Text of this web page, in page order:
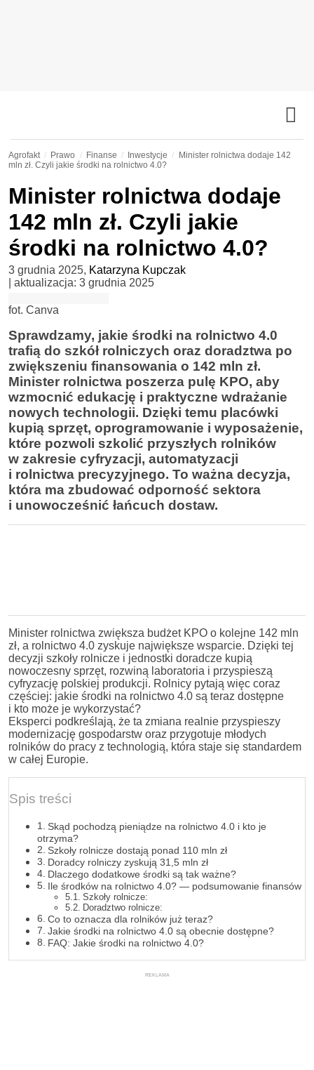
Agrofakt Prawo Finanse Inwestycje
Minister rolnictwa dodaje 142
mln zł. Czyli jakie środki na rolnictwo 4.0?
Minister rolnictwa dodaje
142 mln zł. Czyli jakie
środki na rolnictwo 4.0?
3 grudnia 2025, Katarzyna Kupczak
| aktualizacja: 3 grudnia 2025
fot. Canva
Sprawdzamy, jakie środki na rolnictwo 4.0
trafią do szkół rolniczych oraz doradztwa po
zwiększeniu finansowania o 142 mln zł.
Minister rolnictwa poszerza pulę KPO, aby
wzmocnić edukację i praktyczne wdrażanie
nowych technologii. Dzięki temu placówki
kupią sprzęt, oprogramowanie i wyposażenie,
które pozwoli szkolić przyszłych rolników
w zakresie cyfryzacji, automatyzacji
i rolnictwa precyzyjnego. To ważna decyzja,
która ma zbudować odporność sektora
i unowocześnić łańcuch dostaw.
Minister rolnictwa zwiększa budżet KPO o kolejne 142 mln
zł, a rolnictwo 4.0 zyskuje największe wsparcie. Dzięki tej
decyzji szkoły rolnicze i jednostki doradcze kupią
nowoczesny sprzęt, rozwiną laboratoria i przyspieszą
cyfryzację polskiej produkcji. Rolnicy pytają więc coraz
częściej: jakie środki na rolnictwo 4.0 są teraz dostępne
i kto może je wykorzystać?
Eksperci podkreślają, że ta zmiana realnie przyspieszy
modernizację gospodarstw oraz przygotuje młodych
rolników do pracy z technologią, która staje się standardem
w całej Europie.
Spis treści
Skąd pochodzą pieniądze na rolnictwo 4.0 i kto je
otrzyma?
Szkoły rolnicze dostają ponad 110 mln zł
Doradcy rolniczy zyskują 31,5 mln zł
Dlaczego dodatkowe środki są tak ważne?
Ile środków na rolnictwo 4.0? — podsumowanie finansów
Szkoły rolnicze:
Doradztwo rolnicze:
Co to oznacza dla rolników już teraz?
Jakie środki na rolnictwo 4.0 są obecnie dostępne?
FAQ: Jakie środki na rolnictwo 4.0?
REKLAMA